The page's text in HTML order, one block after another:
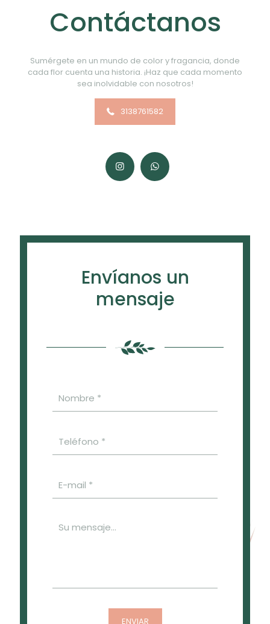
Contáctanos
Sumérgete en un mundo de color y fragancia, donde
cada flor cuenta una historia. ¡Haz que cada momento
sea inolvidable con nosotros!
3138761582
Envíanos un
mensaje